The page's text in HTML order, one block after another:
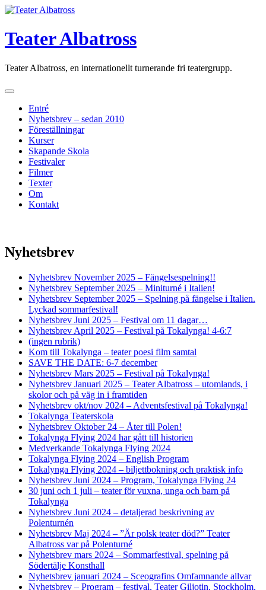
Skip
content
Teater Albatross
Teater Albatross, en internationellt turnerande fri teatergrupp.
Entré
Nyhetsbrev – sedan 2010
Föreställningar
Kurser
Skapande Skola
Festivaler
Filmer
Texter
Om
Kontakt
Nyhetsbrev
Nyhetsbrev November 2025 – Fängelsespelning!!
Nyhetsbrev September 2025 – Miniturné i Italien!
Nyhetsbrev September 2025 – Spelning på fängelse i Italien.
Lyckad sommarfestival!
Nyhetsbrev Juni 2025 – Festival om 11 dagar…
Nyhetsbrev April 2025 – Festival på Tokalynga! 4-6:7
(ingen rubrik)
Kom till Tokalynga – teater poesi film samtal
SAVE THE DATE: 6-7 december
Nyhetsbrev Mars 2025 – Festival på Tokalynga!
Nyhetsbrev Januari 2025 – Teater Albatross – utomlands, i
skolor och på väg in i framtiden
Nyhetsbrev okt/nov 2024 – Adventsfestival på Tokalynga!
Tokalynga Teaterskola
Nyhetsbrev Oktober 24 – Åter till Polen!
Tokalynga Flying 2024 har gått till historien
Medverkande Tokalynga Flying 2024
Tokalynga Flying 2024 – English Program
Tokalynga Flying 2024 – biljettbokning och praktisk info
Nyhetsbrev Juni 2024 – Program, Tokalynga Flying 24
30 juni och 1 juli – teater för vuxna, unga och barn på
Tokalynga
Nyhetsbrev Juni 2024 – detaljerad beskrivning av
Polenturnén
Nyhetsbrev Maj 2024 – ”Är polsk teater död?” Teater
Albatross var på Polenturné
Nyhetsbrev mars 2024 – Sommarfestival, spelning på
Södertälje Konsthall
Nyhetsbrev januari 2024 – Sceografins Omfamnande allvar
Nyhetsbrev – Program – festival, Teater Giljotin, Stockholm,